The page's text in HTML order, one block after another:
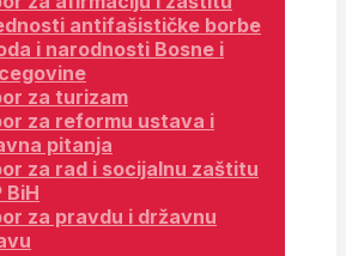
antifašističke borbe
i narodnosti Bosne i
za turizam
za reformu ustava i
pitanja
za rad i socijalnu zaštitu
BiH
za pravdu i državnu